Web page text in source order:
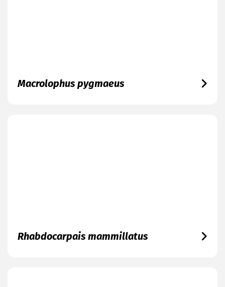
Macrolophus pygmaeus
Rhabdocarpais mammillatus